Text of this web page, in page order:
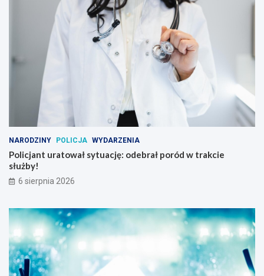
NARODZINY POLICJA WYDARZENIA
Policjant uratował sytuację: odebrał poród w trakcie
służby!
6 sierpnia 2026